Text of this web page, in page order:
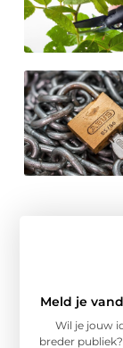
Meld je
Wil je jouw
breder